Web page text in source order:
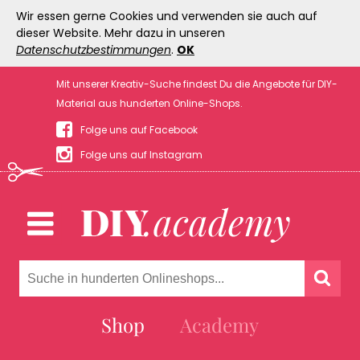
Wir essen gerne Cookies und verwenden sie auch auf
dieser Website. Mehr dazu in unseren
Datenschutzbestimmungen. OK
Mit unserer Kreativ-Suche findest Du die Angebote für DIY-
Material aus hunderten Online-Shops.
Folge uns auf Facebook
Folge uns auf Instagram
Shop Academy